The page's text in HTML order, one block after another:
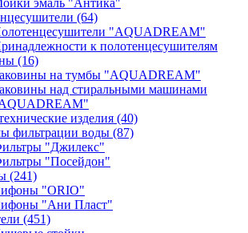
эмаль "Антика"
(64)
"AQUADREAM"
к полотенцесушителям
(16)
на тумбы "AQUADREAM"
над стиральными машинами
изделия (40)
фильтрации воды (87)
"Джилекс"
"Посейдон"
(241)
"ORIO"
"Ани Пласт"
(451)